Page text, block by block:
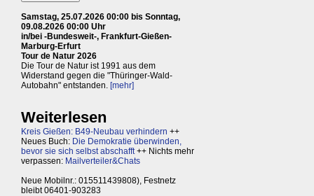
Samstag, 25.07.2026 00:00 bis Sonntag,
09.08.2026 00:00 Uhr
in/bei -Bundesweit-, Frankfurt-Gießen-
Marburg-Erfurt
Tour de Natur 2026
Die Tour de Natur ist 1991 aus dem
Widerstand gegen die "Thüringer-Wald-
Autobahn" entstanden. [mehr]
Weiterlesen
Kreis Gießen: B49-Neubau verhindern ++
Neues Buch: Die Demokratie überwinden,
bevor sie sich selbst abschafft++ Nichts mehr
verpassen: Mailverteiler&Chats
Neue Mobilnr.: 015511439808), Festnetz
bleibt 06401-903283